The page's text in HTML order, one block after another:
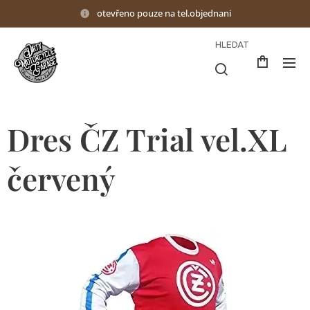
otevřeno pouze na tel.objednani
HLEDAT
Dres ČZ Trial vel.XL
červený